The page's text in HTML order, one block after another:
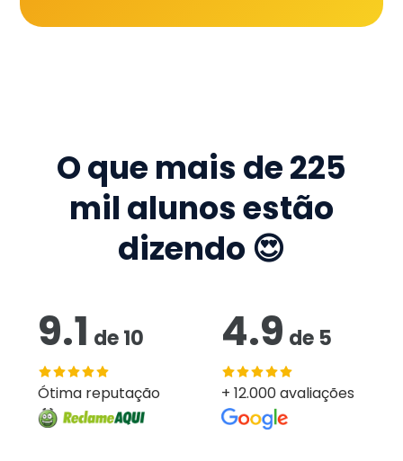
O que mais de225
mil alunos estão
dizendo 😍
9.1 de10
Ótima reputação
4.9 de 5
+ 12.000 avaliações